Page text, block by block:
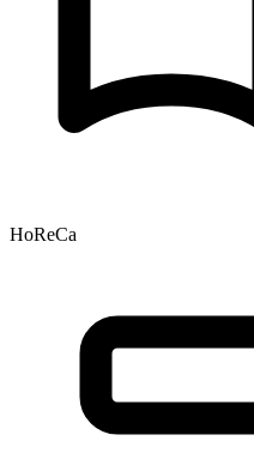
HoReCa